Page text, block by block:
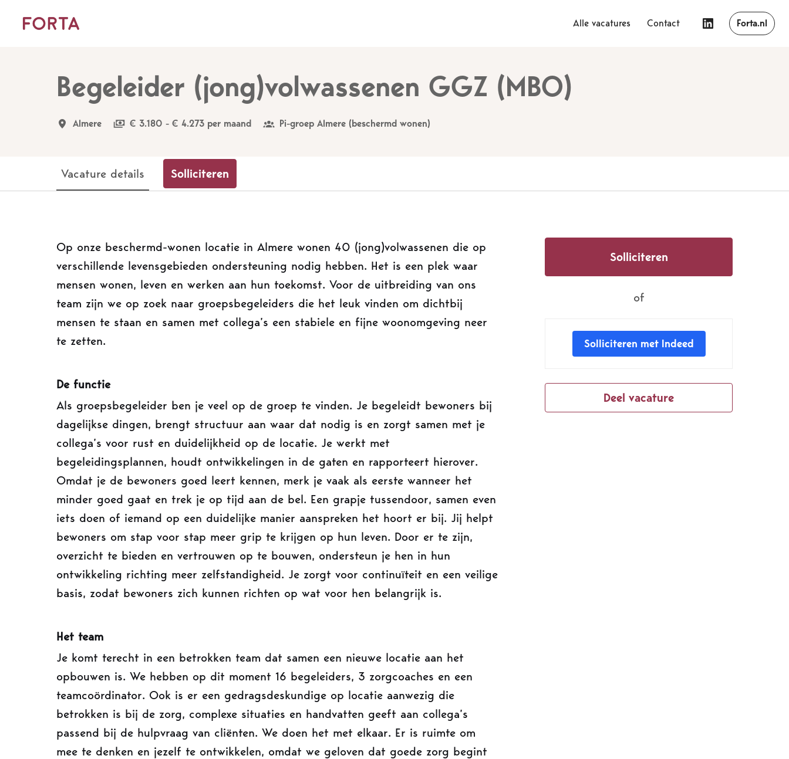
Homepagina
Alle vacatures Contact Forta.nl
Begeleider (jong)volwassenen GGZ (MBO)
Almere € 3.180 - € 4.273 per maand Pi-groep Almere (beschermd wonen)
Vacature details Solliciteren
Op onze beschermd-wonen locatie in Almere wonen 40 (jong)volwassenen die op
verschillende levensgebieden ondersteuning nodig hebben. Het is een plek waar
mensen wonen, leven en werken aan hun toekomst. Voor de uitbreiding van ons
team zijn we op zoek naar groepsbegeleiders die het leuk vinden om dichtbij
mensen te staan en samen met collega’s een stabiele en fijne woonomgeving neer
te zetten.
De functie
Als groepsbegeleider ben je veel op de groep te vinden. Je begeleidt bewoners bij
dagelijkse dingen, brengt structuur aan waar dat nodig is en zorgt samen met je
collega’s voor rust en duidelijkheid op de locatie. Je werkt met
begeleidingsplannen, houdt ontwikkelingen in de gaten en rapporteert hierover.
Omdat je de bewoners goed leert kennen, merk je vaak als eerste wanneer het
minder goed gaat en trek je op tijd aan de bel. Een grapje tussendoor, samen even
iets doen of iemand op een duidelijke manier aanspreken het hoort er bij. Jij helpt
bewoners om stap voor stap meer grip te krijgen op hun leven. Door er te zijn,
overzicht te bieden en vertrouwen op te bouwen, ondersteun je hen in hun
ontwikkeling richting meer zelfstandigheid. Je zorgt voor continuïteit en een veilige
basis, zodat bewoners zich kunnen richten op wat voor hen belangrijk is.
Het team
Je komt terecht in een betrokken team dat samen een nieuwe locatie aan het
opbouwen is. We hebben op dit moment 16 begeleiders, 3 zorgcoaches en een
teamcoördinator. Ook is er een gedragsdeskundige op locatie aanwezig die
betrokken is bij de zorg, complexe situaties en handvatten geeft aan collega’s
passend bij de hulpvraag van cliënten. We doen het met elkaar. Er is ruimte om
mee te denken en jezelf te ontwikkelen, omdat we geloven dat goede zorg begint
Solliciteren
of
Solliciteren met Indeed
Deel vacature